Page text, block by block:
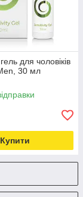
для чоловіків
30 мл
Купити